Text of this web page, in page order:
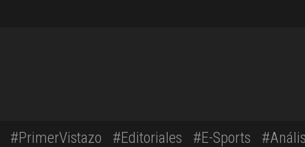
#PrimerVistazo #Editoriales #E-Sports